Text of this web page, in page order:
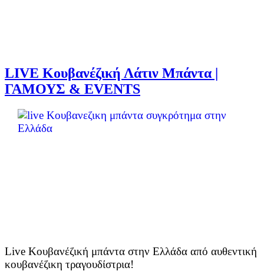
LIVE Κουβανέζική Λάτιν Μπάντα |
ΓΑΜΟΥΣ & EVENTS
Live Κουβανέζική μπάντα στην Ελλάδα από αυθεντική
κουβανέζικη τραγουδίστρια!